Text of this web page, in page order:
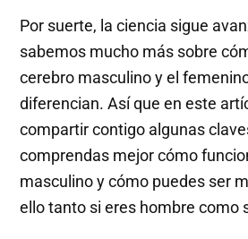
Por suerte, la ciencia sigue
sabemos mucho más sobre
cerebro masculino y el
diferencian. Así que en este
compartir contigo algunas
comprendas mejor cómo
masculino y cómo puedes ser
ello tanto si eres hombre como